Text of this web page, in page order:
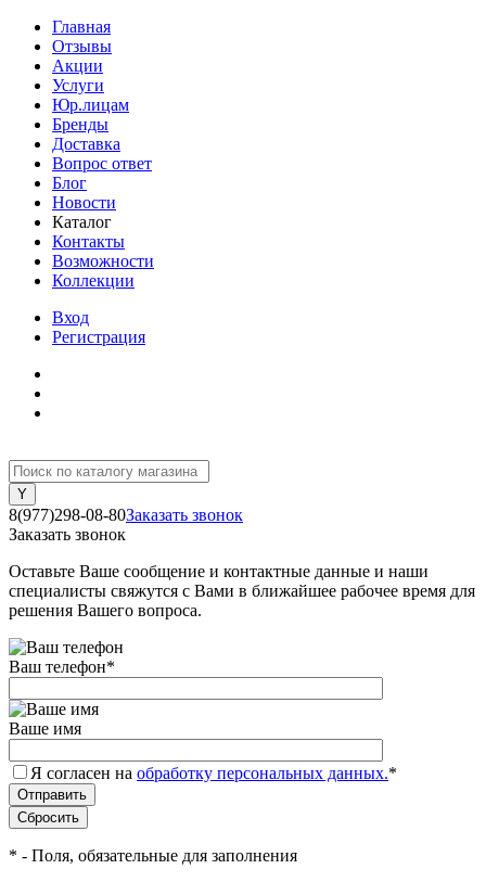
Главная
Отзывы
Акции
Услуги
Юр.лицам
Бренды
Доставка
Вопрос ответ
Блог
Новости
Каталог
Контакты
Возможности
Коллекции
Вход
Регистрация
8(977)298-08-80Заказать звонок
Заказать звонок
Оставьте Ваше сообщение и контактные данные и наши
специалисты свяжутся с Вами в ближайшее рабочее время для
решения Вашего вопроса.
Ваш телефон*
Ваше имя
Я согласен на обработку персональных данных.*
* - Поля, обязательные для заполнения